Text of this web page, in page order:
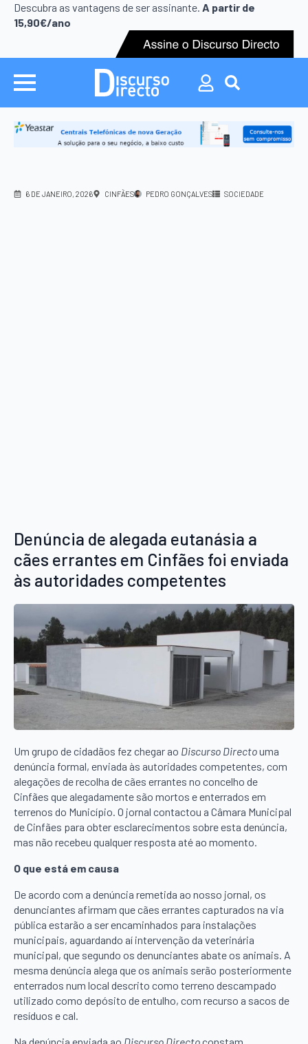
Descubra as vantagens de ser assinante. A partir de
15,90€/ano
Search
for:
Search
6 DE JANEIRO, 2026 CINFÃES PEDRO GONÇALVES SOCIEDADE
Denúncia de alegada eutanásia a
cães errantes em Cinfães foi enviada
às autoridades competentes
Um grupo de cidadãos fez chegar ao Discurso Directouma
denúncia formal, enviada às autoridades competentes, com
alegações de recolha de cães errantes no concelho de
Cinfães que alegadamente são mortos e enterrados em
terrenos do Município. O jornal contactou a Câmara Municipal
de Cinfães para obter esclarecimentos sobre esta denúncia,
mas não recebeu qualquer resposta até ao momento.
O que está em causa
De acordo com a denúncia remetida ao nosso jornal, os
denunciantes afirmam que cães errantes capturados na via
pública estarão a ser encaminhados para instalações
municipais, aguardando aí intervenção da veterinária
municipal, que segundo os denunciantes abate os animais. A
mesma denúncia alega que os animais serão posteriormente
enterrados num local descrito como terreno descampado
utilizado como depósito de entulho, com recurso a sacos de
resíduos e cal.